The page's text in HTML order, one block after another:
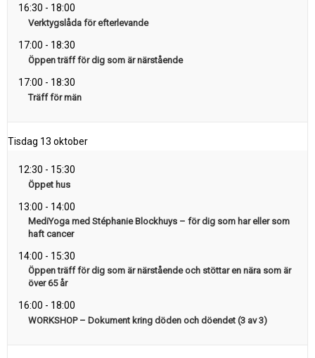
16:30 - 18:00
Verktygslåda för efterlevande
17:00 - 18:30
Öppen träff för dig som är närstående
17:00 - 18:30
Träff för män
Tisdag 13 oktober
12:30 - 15:30
Öppet hus
13:00 - 14:00
MediYoga med Stéphanie Blockhuys – för dig som har eller som
haft cancer
14:00 - 15:30
Öppen träff för dig som är närstående och stöttar en nära som är
över 65 år
16:00 - 18:00
WORKSHOP – Dokument kring döden och döendet (3 av 3)